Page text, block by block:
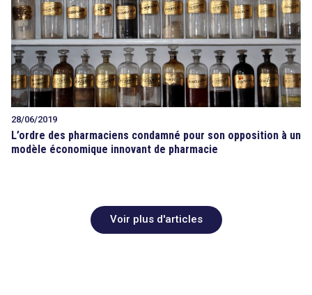
28/06/2019
L’ordre des pharmaciens condamné pour son opposition à un
modèle économique innovant de pharmacie
Voir plus d'articles